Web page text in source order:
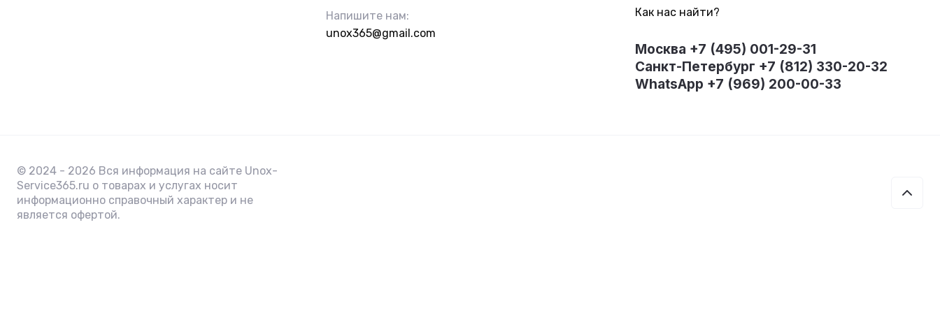
Напишите нам:
unox365@gmail.com
Как нас найти?
Москва +7 (495) 001-29-31
Санкт-Петербург +7 (812) 330-20-32
WhatsApp +7 (969) 200-00-33
© 2024 - 2026 Вся информация на сайте Unox-
Service365.ru о товарах и услугах носит
информационно справочный характер и не
является офертой.